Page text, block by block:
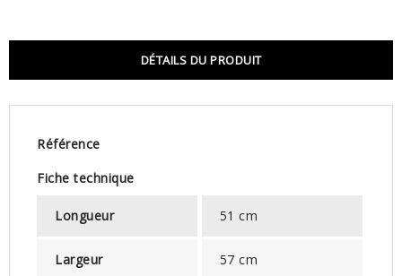
DÉTAILS DU PRODUIT
Référence
Fiche technique
Longueur 51 cm
Largeur 57 cm